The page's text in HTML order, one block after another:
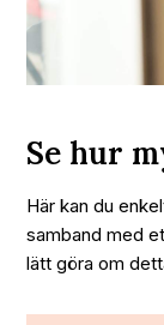
Se hur
Här kan du
samband med
lätt göra om